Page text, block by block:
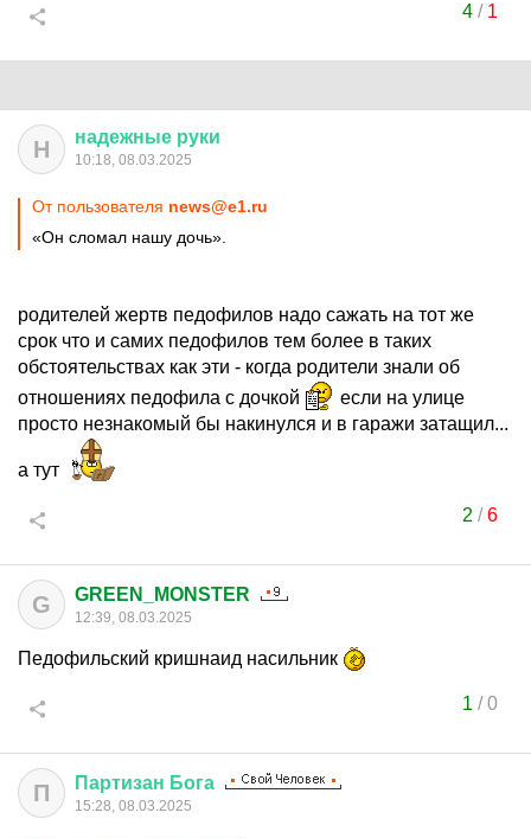
4/ 1
Н надежные руки
10:18, 08.03.2025
От пользователя news@e1.ru
«Он сломал нашу дочь».
родителей жертв педофилов надо сажать на тот же
срок что и самих педофилов тем более в таких
обстоятельствах как эти - когда родители знали об
отношениях педофила с дочкой
если на улице
просто незнакомый бы накинулся и в гаражи затащил...
а тут
2 /6
G GREEN_MONSTER
12:39, 08.03.2025
Педофильский кришнаид насильник
1 /0
П Партизан Бога
15:28, 08.03.2025